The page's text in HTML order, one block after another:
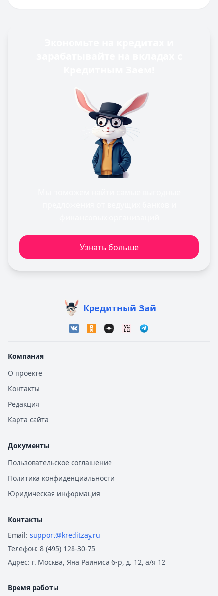
Узнать больше
Кредитный Зай
Компания
О проекте
Контакты
Редакция
Карта сайта
Документы
Пользовательское соглашение
Политика конфиденциальности
Юридическая информация
Контакты
Email: support@kreditzay.ru
Телефон: 8 (495) 128-30-75
Адрес: г. Москва, Яна Райниса б-р, д. 12, а/я 12
Время работы